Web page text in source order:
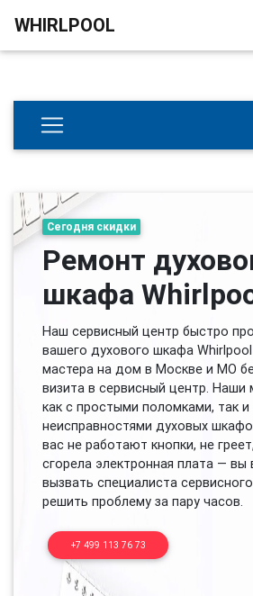
WHIRLPOOL
Сегодня скидки
Ремонт
шкафа
Наш сервисный центр быстро
вашего духового шкафа
мастера на дом в Москве и МО
визита в сервисный центр. Наши
как с простыми поломками, так
неисправностями духовых
вас не работают кнопки, не
сгорела электронная плата —
вызвать специалиста
решить проблему за пару часов.
+7 499 113 76 73